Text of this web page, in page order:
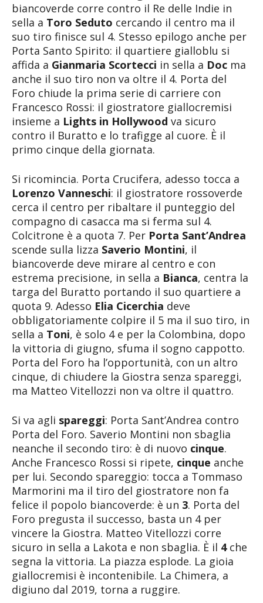
biancoverde corre contro il Re delle Indie in
sella a Toro Seduto cercando il centro ma il
suo tiro finisce sul 4. Stesso epilogo anche per
Porta Santo Spirito: il quartiere gialloblu si
affida a Gianmaria Scortecci in sella a Doc ma
anche il suo tiro non va oltre il 4. Porta del
Foro chiude la prima serie di carriere con
Francesco Rossi: il giostratore giallocremisi
insieme a Lights in Hollywood va sicuro
contro il Buratto e lo trafigge al cuore. È il
primo cinque della giornata.
Si ricomincia. Porta Crucifera, adesso tocca a
Lorenzo Vanneschi: il giostratore rossoverde
cerca il centro per ribaltare il punteggio del
compagno di casacca ma si ferma sul 4.
Colcitrone è a quota 7. Per Porta Sant’Andrea
scende sulla lizza Saverio Montini, il
biancoverde deve mirare al centro e con
estrema precisione, in sella a Bianca, centra la
targa del Buratto portando il suo quartiere a
quota 9. Adesso Elia Cicerchia deve
obbligatoriamente colpire il 5 ma il suo tiro, in
sella a Toni, è solo 4 e per la Colombina, dopo
la vittoria di giugno, sfuma il sogno cappotto.
Porta del Foro ha l’opportunità, con un altro
cinque, di chiudere la Giostra senza spareggi,
ma Matteo Vitellozzi non va oltre il quattro.
Si va agli spareggi: Porta Sant’Andrea contro
Porta del Foro. Saverio Montini non sbaglia
neanche il secondo tiro: è di nuovo cinque.
Anche Francesco Rossi si ripete, cinque anche
per lui. Secondo spareggio: tocca a Tommaso
Marmorini ma il tiro del giostratore non fa
felice il popolo biancoverde: è un 3. Porta del
Foro pregusta il successo, basta un 4 per
vincere la Giostra. Matteo Vitellozzi corre
sicuro in sella a Lakota e non sbaglia. È il 4che
segna la vittoria. La piazza esplode. La gioia
giallocremisi è incontenibile. La Chimera, a
digiuno dal 2019, torna a ruggire.